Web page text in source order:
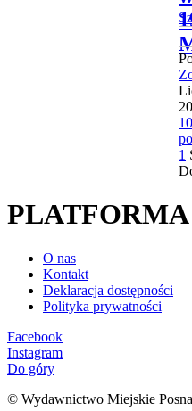
20
10
1
O nas
Kontakt
Deklaracja dostępności
Polityka prywatności
Facebook
Instagram
Do góry
© Wydawnictwo Miejskie